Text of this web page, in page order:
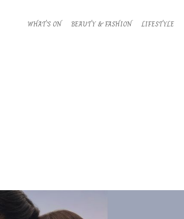
WHAT’S ON BEAUTY & FASHION LIFESTYLE